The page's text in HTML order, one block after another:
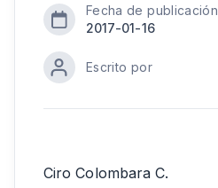
Fecha de publicación
2017-01-16
Escrito por
Ciro Colombara C.